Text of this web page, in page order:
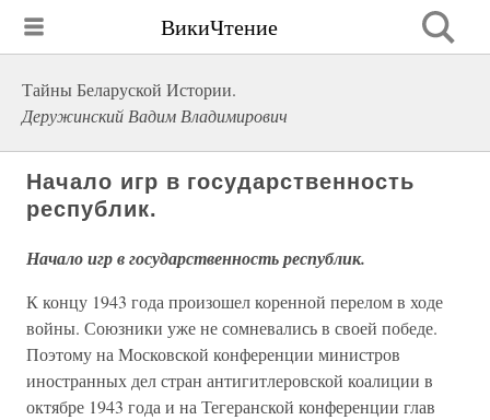
ВикиЧтение
Тайны Беларуской Истории.
Деружинский Вадим Владимирович
Начало игр в государственность
республик.
Начало игр в государственность республик.
К концу 1943 года произошел коренной перелом в ходе
войны. Союзники уже не сомневались в своей победе.
Поэтому на Московской конференции министров
иностранных дел стран антигитлеровской коалиции в
октябре 1943 года и на Тегеранской конференции глав